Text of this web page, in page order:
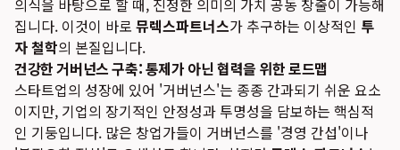
의식을 바탕으로 할 때, 진정한 의미의 가치 공동 창출이 가능해
집니다. 이것이 바로 뮤렉스파트너스가 추구하는 이상적인 투
자 철학의 본질입니다.
건강한 거버넌스 구축: 통제가 아닌 협력을 위한 로드맵
스타트업의 성장에 있어 '거버넌스'는 종종 간과되기 쉬운 요소
이지만, 기업의 장기적인 안정성과 투명성을 담보하는 핵심적
인 기둥입니다. 많은 창업가들이 거버넌스를 '경영 간섭'이나